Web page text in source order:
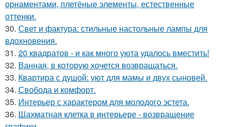
орнаментами, плетёные элементы, естественные
оттенки.
30. Свет и фактура: стильные настольные лампы для
вдохновения.
31. 20 квадратов - и как много уюта удалось вместить!
32. Ванная, в которую хочется возвращаться.
33. Квартира с душой: уют для мамы и двух сыновей.
34. Свобода и комфорт.
35. Интерьер с характером для молодого эстета.
36. Шахматная клетка в интерьере - возвращение